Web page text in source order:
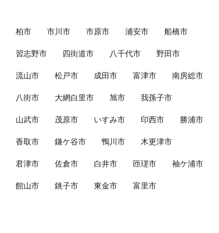
柏市 市川市 市原市 浦安市 船橋市
習志野市 四街道市 八千代市 野田市
流山市 松戸市 成田市 富津市 南房総市
八街市 大網白里市 旭市 我孫子市
山武市 茂原市 いすみ市 印西市 勝浦市
香取市 鎌ケ谷市 鴨川市 木更津市
君津市 佐倉市 白井市 匝瑳市 袖ケ浦市
館山市 銚子市 東金市 富里市